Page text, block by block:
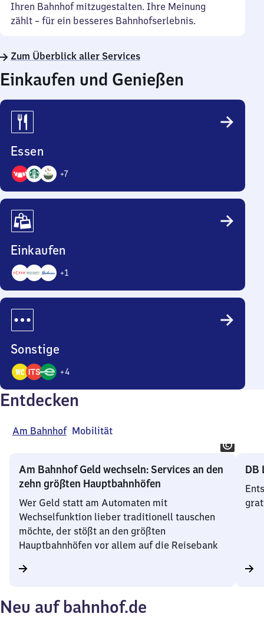
Ihren Bahnhof mitzugestalten. Ihre Meinung
zählt – für ein besseres Bahnhofserlebnis.
Zum Überblick aller Services
Einkaufen und Genießen
Essen
+7
10
Einkaufen
+1
4
Sonstige
+4
7
Angebote
Entdecken
Am Bahnhof Mobilität
Am Bahnhof Geld wechseln: Services an den
zehn größten Hauptbahnhöfen
Wer Geld statt am Automaten mit
Wechselfunktion lieber traditionell tauschen
möchte, der stößt an den größten
Hauptbahnhöfen vor allem auf die Reisebank
DB
Neu auf bahnhof.de